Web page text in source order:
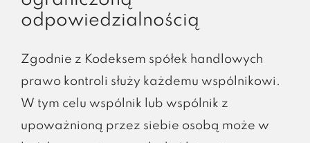
odpowiedzialnością
Zgodnie z Kodeksem spółek handlowych
prawo kontroli służy każdemu wspólnikowi.
W tym celu wspólnik lub wspólnik z
upoważnioną przez siebie osobą może w